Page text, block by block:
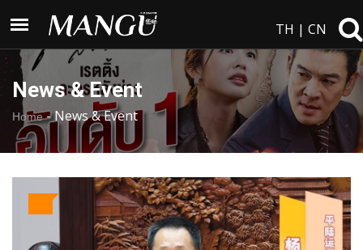
TH | CN
News & Event
Home- News & Event